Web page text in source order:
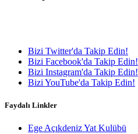
Bizi Twitter'da Takip Edin!
Bizi Facebook'da Takip Edin!
Bizi Instagram'da Takip Edin!
Bizi YouTube'da Takip Edin!
Faydalı Linkler
Ege Açıkdeniz Yat Kulübü